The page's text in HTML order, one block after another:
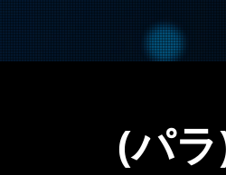
(パ